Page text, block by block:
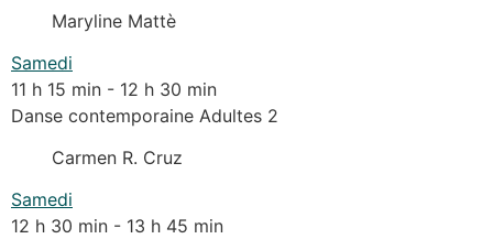
Maryline Mattè
Samedi
11 h 15 min - 12 h 30 min
Danse contemporaine Adultes 2
Carmen R. Cruz
Samedi
12 h 30 min - 13 h 45 min